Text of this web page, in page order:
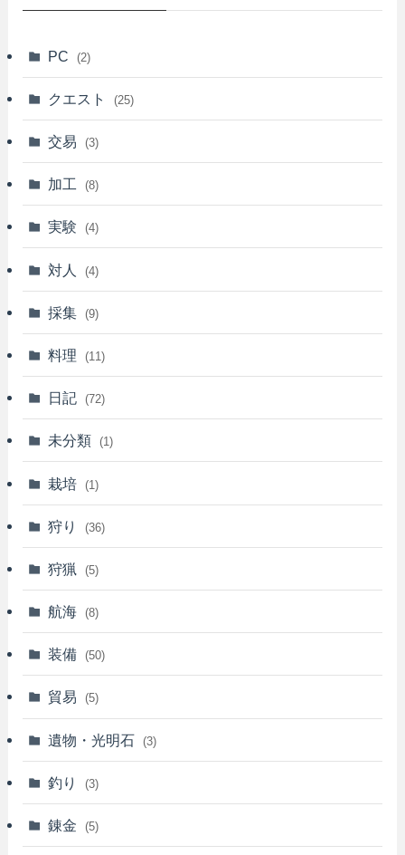
PC (2)
クエスト (25)
交易 (3)
加工 (8)
実験 (4)
対人 (4)
採集 (9)
料理 (11)
日記 (72)
未分類 (1)
栽培 (1)
狩り (36)
狩猟 (5)
航海 (8)
装備 (50)
貿易 (5)
遺物・光明石 (3)
釣り (3)
錬金 (5)